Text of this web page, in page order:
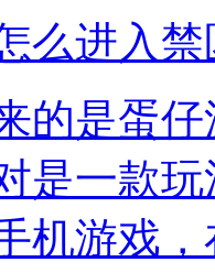
么进入
的是蛋
是一款
机游戏